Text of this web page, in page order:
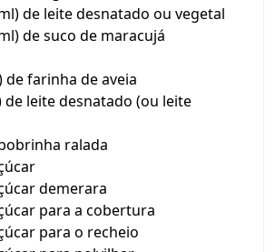
de leite desnatado ou vegetal
de suco de maracujá
de farinha de aveia
de leite desnatado (ou leite
ralada
demerara
para a cobertura
para o recheio